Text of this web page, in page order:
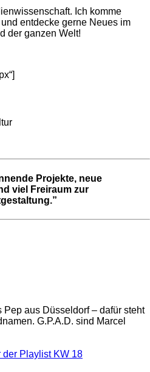
Ich komme
entdecke gerne Neues im
der ganzen Welt!
Projekte, neue
viel Freiraum zur
Pep aus Düsseldorf – dafür steht
G.P.A.D. sind Marcel